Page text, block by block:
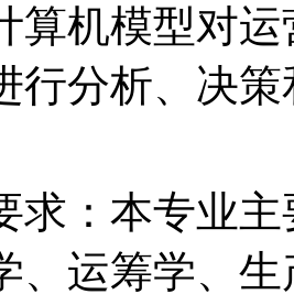
算机模型对
行分析、决
求：本专业
、运筹学、